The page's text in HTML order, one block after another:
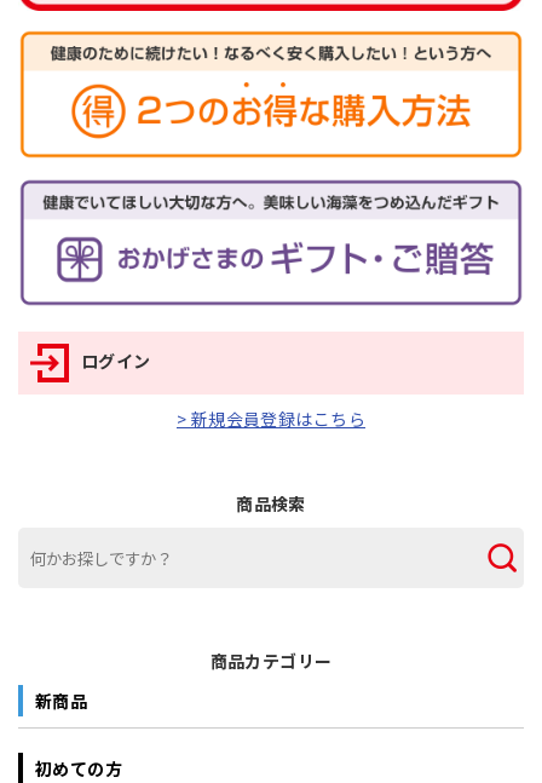
ログイン
> 新規会員登録はこちら
商品検索
商品カテゴリー
新商品
初めての方